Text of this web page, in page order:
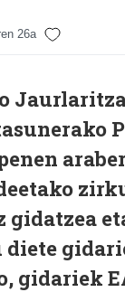
26a
gidatzea
diete
gidariek